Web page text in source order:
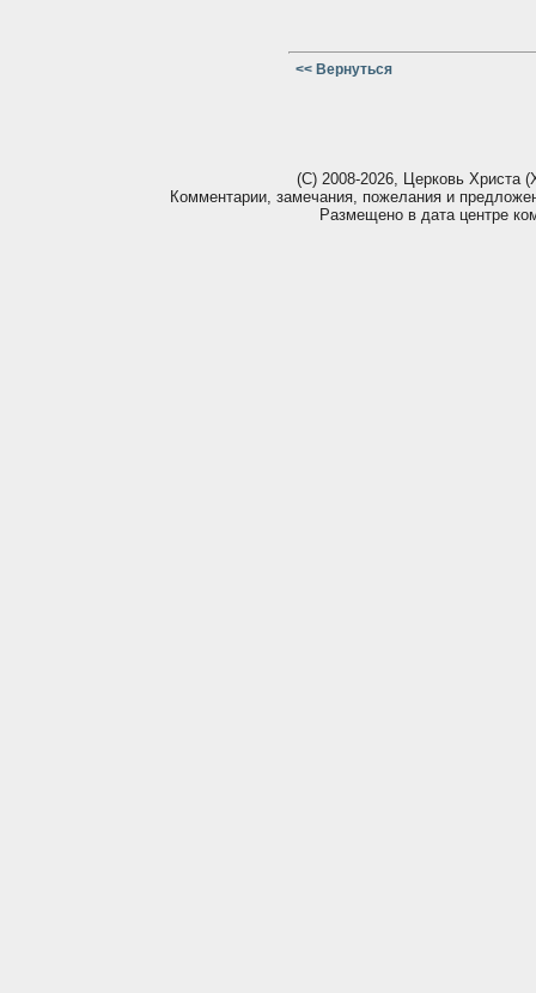
<< Вернуться
(С) 2008-2026, Церковь Христа
Комментарии, замечания, пожелания и
Размещено в дата центре